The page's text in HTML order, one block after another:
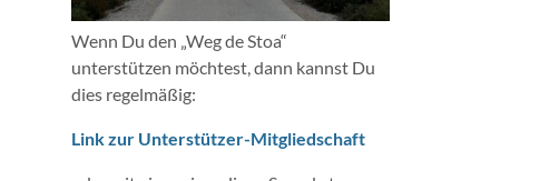
Wenn Du den „Weg de Stoa“
unterstützen möchtest, dann kannst Du
dies regelmäßig:
Link zur Unterstützer-Mitgliedschaft